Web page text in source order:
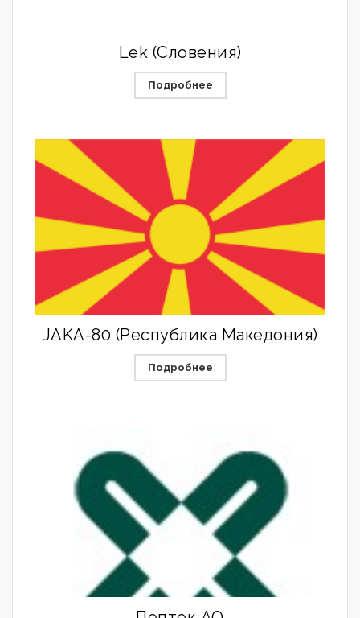
Lek (Словения)
Подробнее
JAKA-80 (Республика Македония)
Подробнее